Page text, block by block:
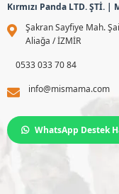
Kırmızı Panda LTD. ŞTİ. |
Şakran Sayfiye Mah.
Aliağa / İZMİR
0533 033 70 84
info@mismama.com
WhatsApp Destek